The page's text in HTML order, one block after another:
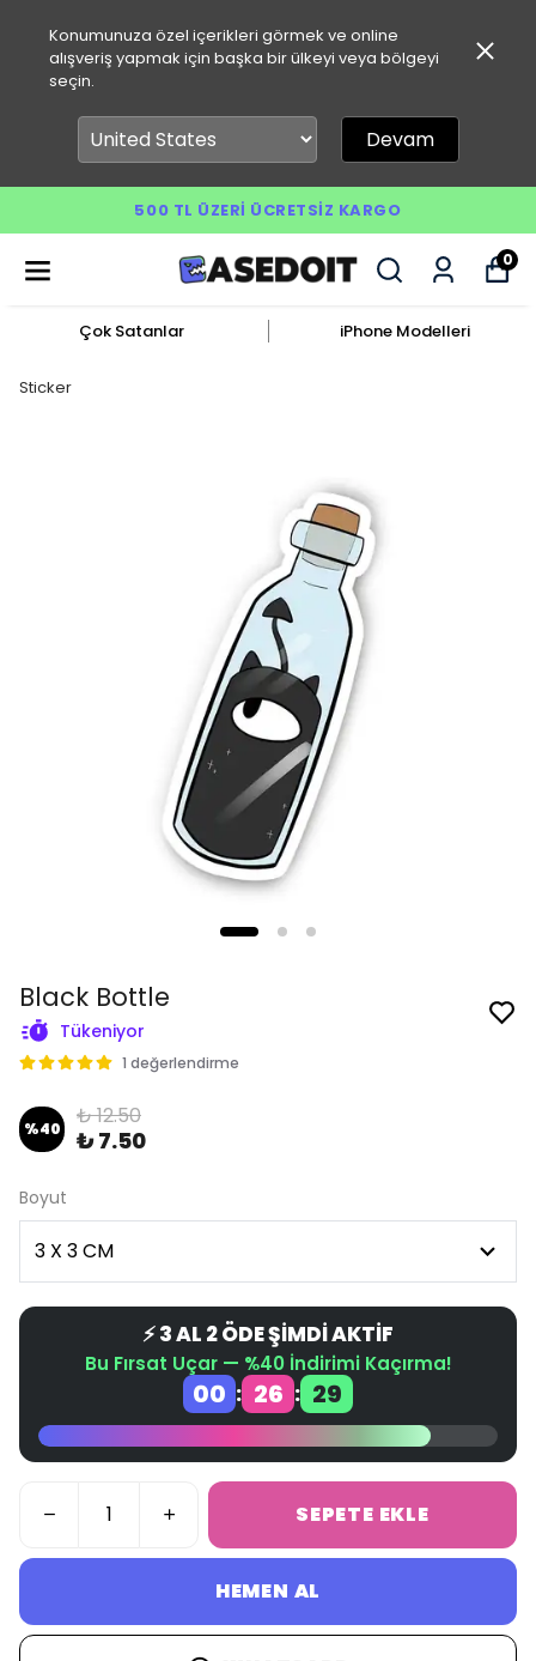
Konumunuza özel içerikleri görmek ve online
alışveriş yapmak için başka bir ülkeyi veya bölgeyi
seçin.
Devam
500 TL ÜZERI ÜCRETSIZ KARGO
0
Çok Satanlar iPhone Modelleri
Sticker
Black Bottle
Tükeniyor
1 değerlendirme
%40 ₺ 12.50
₺ 7.50
Boyut
⚡ 3 AL 2 ÖDE ŞİMDİ AKTİF
Bu Fırsat Uçar — %40 İndirimi Kaçırma!
00 : 26 : 28
SEPETE EKLE
HEMEN AL